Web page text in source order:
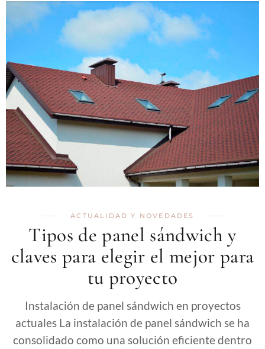
ACTUALIDAD Y NOVEDADES
Tipos de panel sándwich y
claves para elegir el mejor para
tu proyecto
Instalación de panel sándwich en proyectos
actuales La instalación de panel sándwich se ha
consolidado como una solución eficiente dentro